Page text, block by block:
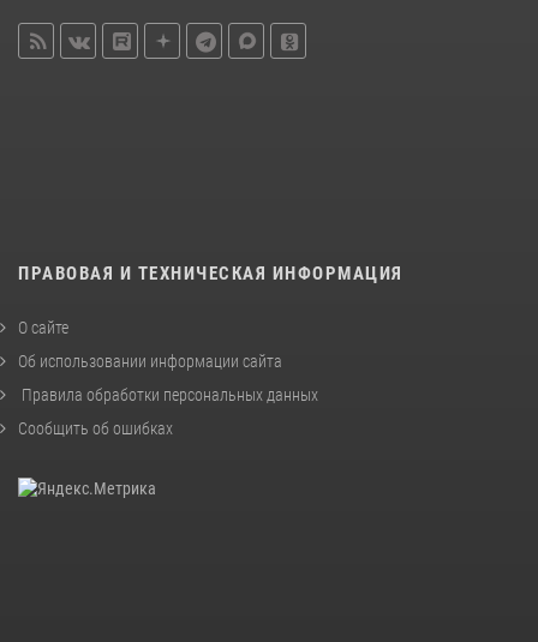
ПРАВОВАЯ И ТЕХНИЧЕСКАЯ ИНФОРМАЦИЯ
О сайте
Об использовании информации сайта
Правила обработки персональных данных
Сообщить об ошибках